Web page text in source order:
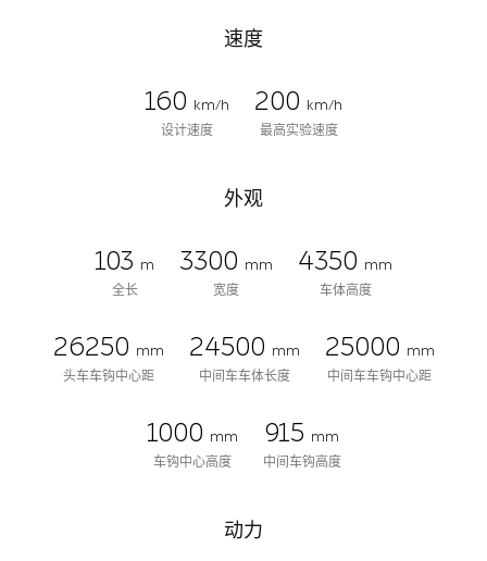
速度
160 km/h
设计速度
200 km/h
最高实验速度
外观
103 m
全长
3300 mm
宽度
4350 mm
车体高度
26250 mm
头车车钩中心距
24500 mm
中间车车体长度
25000 mm
中间车车钩中心距
1000 mm
车钩中心高度
915 mm
中间车钩高度
动力